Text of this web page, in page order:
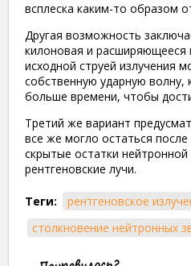
всплеска каким-то образом
Другая возможность
килоновая и расширяющееся
исходной струей излучения
собственную ударную волну,
больше времени, чтобы
Третий же вариант
все же могло остаться
скрытые остатки
рентгеновские лучи.
Теги: рентгеновское
столкновение нейтронных